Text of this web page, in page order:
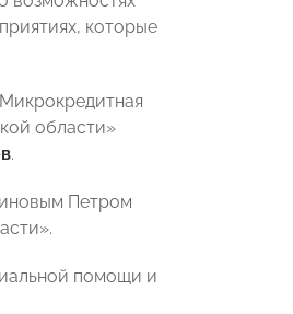
которые
области»
.
Петром
помощи и